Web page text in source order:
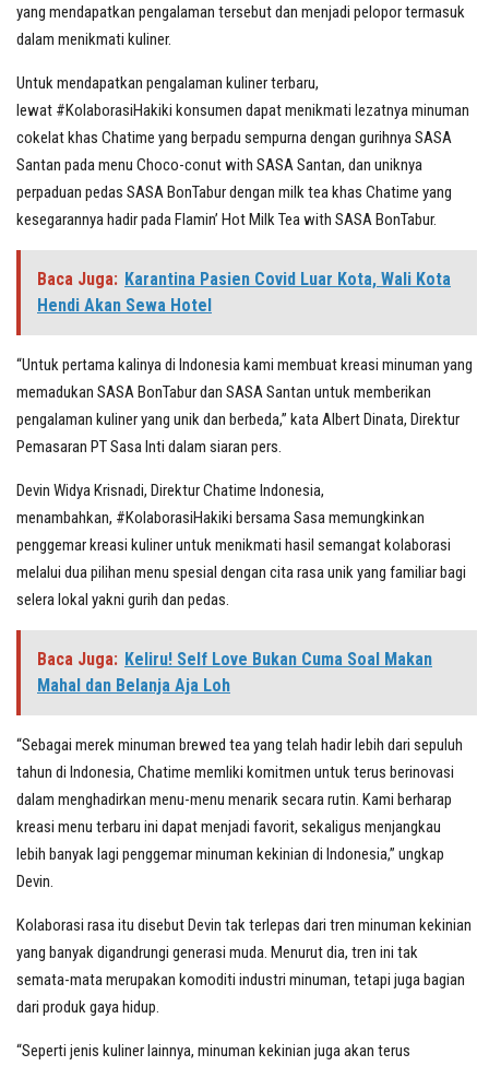
yang mendapatkan pengalaman tersebut dan menjadi pelopor termasuk
dalam menikmati kuliner.
Untuk mendapatkan pengalaman kuliner terbaru,
lewat #KolaborasiHakiki konsumen dapat menikmati lezatnya minuman
cokelat khas Chatime yang berpadu sempurna dengan gurihnya SASA
Santan pada menu Choco-conut with SASA Santan, dan uniknya
perpaduan pedas SASA BonTabur dengan milk tea khas Chatime yang
kesegarannya hadir pada Flamin’ Hot Milk Tea with SASA BonTabur.
Baca Juga: Karantina Pasien Covid Luar Kota, Wali Kota
Hendi Akan Sewa Hotel
“Untuk pertama kalinya di Indonesia kami membuat kreasi minuman yang
memadukan SASA BonTabur dan SASA Santan untuk memberikan
pengalaman kuliner yang unik dan berbeda,” kata Albert Dinata, Direktur
Pemasaran PT Sasa Inti dalam siaran pers.
Devin Widya Krisnadi, Direktur Chatime Indonesia,
menambahkan, #KolaborasiHakiki bersama Sasa memungkinkan
penggemar kreasi kuliner untuk menikmati hasil semangat kolaborasi
melalui dua pilihan menu spesial dengan cita rasa unik yang familiar bagi
selera lokal yakni gurih dan pedas.
Baca Juga: Keliru! Self Love Bukan Cuma Soal Makan
Mahal dan Belanja Aja Loh
“Sebagai merek minuman brewed tea yang telah hadir lebih dari sepuluh
tahun di Indonesia, Chatime memliki komitmen untuk terus berinovasi
dalam menghadirkan menu-menu menarik secara rutin. Kami berharap
kreasi menu terbaru ini dapat menjadi favorit, sekaligus menjangkau
lebih banyak lagi penggemar minuman kekinian di Indonesia,” ungkap
Devin.
Kolaborasi rasa itu disebut Devin tak terlepas dari tren minuman kekinian
yang banyak digandrungi generasi muda. Menurut dia, tren ini tak
semata-mata merupakan komoditi industri minuman, tetapi juga bagian
dari produk gaya hidup.
“Seperti jenis kuliner lainnya, minuman kekinian juga akan terus